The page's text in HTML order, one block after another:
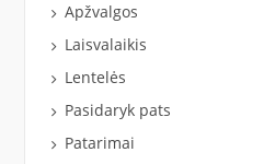
Apžvalgos
Laisvalaikis
Lentelės
Pasidaryk pats
Patarimai